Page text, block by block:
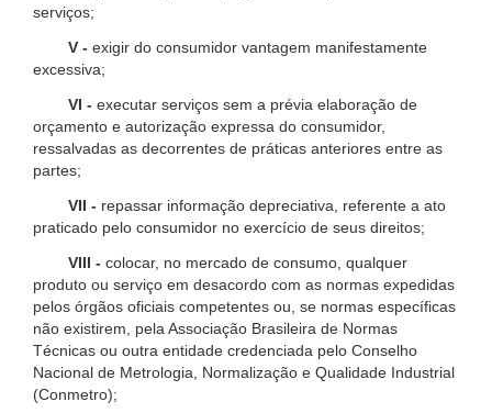
serviços;
V - exigir do consumidor vantagem manifestamente
excessiva;
VI - executar serviços sem a prévia elaboração de
orçamento e autorização expressa do consumidor,
ressalvadas as decorrentes de práticas anteriores entre as
partes;
VII - repassar informação depreciativa, referente a ato
praticado pelo consumidor no exercício de seus direitos;
VIII - colocar, no mercado de consumo, qualquer
produto ou serviço em desacordo com as normas expedidas
pelos órgãos oficiais competentes ou, se normas específicas
não existirem, pela Associação Brasileira de Normas
Técnicas ou outra entidade credenciada pelo Conselho
Nacional de Metrologia, Normalização e Qualidade Industrial
(Conmetro);